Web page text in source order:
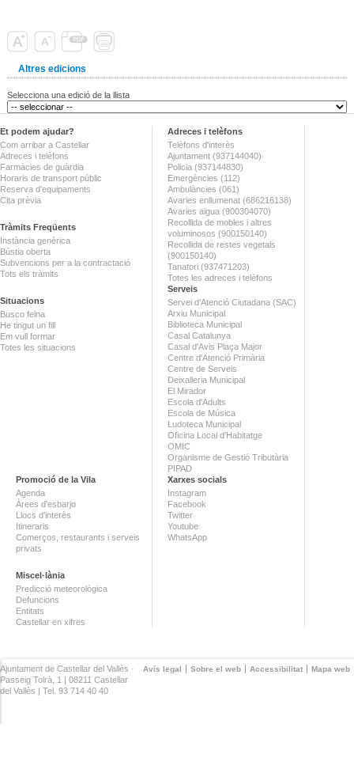
Altres edicions
Selecciona una edició de la llista
Et podem ajudar?
Com arribar a Castellar
Adreces i telèfons
Farmàcies de guàrdia
Horaris de transport públic
Reserva d'equipaments
Cita prèvia
Tràmits Freqüents
Instància genèrica
Bústia oberta
Subvencions per a la contractació
Tots els tràmits
Situacions
Busco feina
He tingut un fill
Em vull formar
Totes les situacions
Adreces i telèfons
Telèfons d'interès
Ajuntament (937144040)
Policia (937144830)
Emergències (112)
Ambulàncies (061)
Avaries enllumenat (686216138)
Avaries aigua (900304070)
Recollida de mobles i altres
voluminosos (900150140)
Recollida de restes vegetals
(900150140)
Tanatori (937471203)
Totes les adreces i telèfons
Serveis
Servei d'Atenció Ciutadana (SAC)
Arxiu Municipal
Biblioteca Municipal
Casal Catalunya
Casal d'Avis Plaça Major
Centre d'Atenció Primària
Centre de Serveis
Deixalleria Municipal
El Mirador
Escola d'Adults
Escola de Música
Ludoteca Municipal
Oficina Local d'Habitatge
OMIC
Organisme de Gestió Tributària
PIPAD
Promoció de la Vila
Agenda
Àrees d'esbarjo
Llocs d'interès
Itineraris
Comerços, restaurants i serveis
privats
Miscel·lània
Predicció meteorològica
Defuncions
Entitats
Castellar en xifres
Xarxes socials
Instagram
Facebook
Twitter
Youtube
WhatsApp
Avís legal Sobre el web Accessibilitat Mapa web
Ajuntament de Castellar del Vallès ·
Passeig Tolrà, 1 | 08211 Castellar
del Vallès | Tel. 93 714 40 40